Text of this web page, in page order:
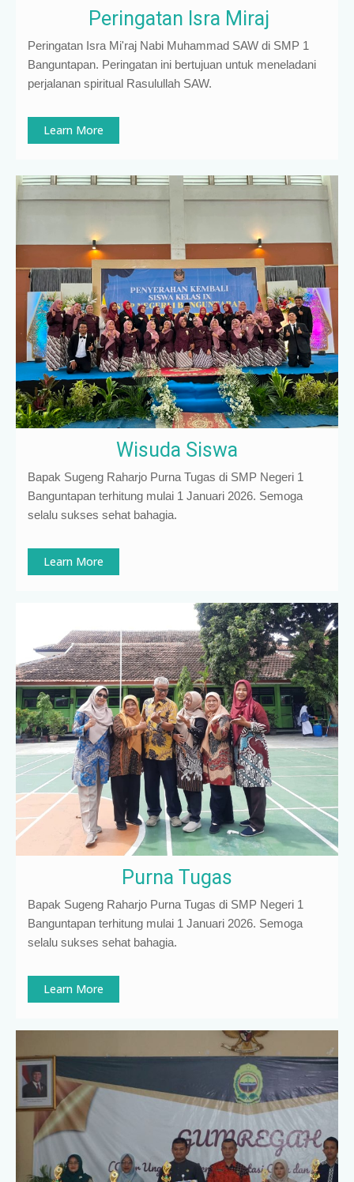
Peringatan Isra Miraj
Peringatan Isra Mi'raj Nabi Muhammad SAW di SMP 1
Banguntapan. Peringatan ini bertujuan untuk meneladani
perjalanan spiritual Rasulullah SAW.
Learn More
Wisuda Siswa
Bapak Sugeng Raharjo Purna Tugas di SMP Negeri 1
Banguntapan terhitung mulai 1 Januari 2026. Semoga
selalu sukses sehat bahagia.
Learn More
Purna Tugas
Bapak Sugeng Raharjo Purna Tugas di SMP Negeri 1
Banguntapan terhitung mulai 1 Januari 2026. Semoga
selalu sukses sehat bahagia.
Learn More